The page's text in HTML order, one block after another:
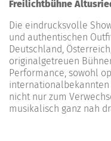
Freilichtbühne
Die eindrucksvolle
und authentischen
Deutschland,
originalgetreuen
Performance, sowohl
nicht nur zum
musikalisch ganz nah